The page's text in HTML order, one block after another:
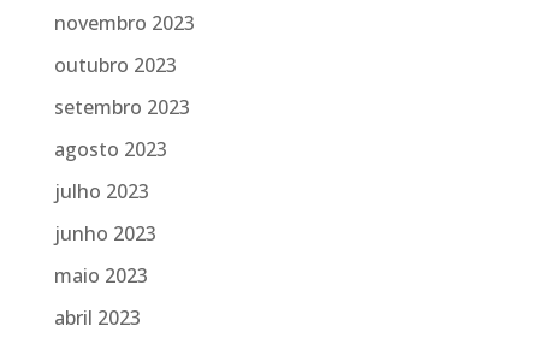
novembro 2023
outubro 2023
setembro 2023
agosto 2023
julho 2023
junho 2023
maio 2023
abril 2023